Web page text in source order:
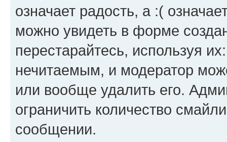
означает радость, а :(
можно увидеть в форме
перестарайтесь, используя
нечитаемым, и модератор
или вообще удалить его.
ограничить количество
сообщении.